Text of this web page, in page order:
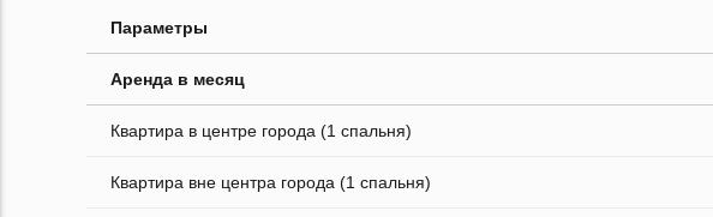
Параметры
Аренда в месяц
Квартира в центре города (1 спальня)
Квартира вне центра города (1 спальня)